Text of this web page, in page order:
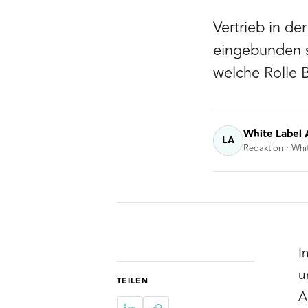
Vertrieb in
eingebunden
welche Rolle
LA White Label
Redaktion ·
TEILEN